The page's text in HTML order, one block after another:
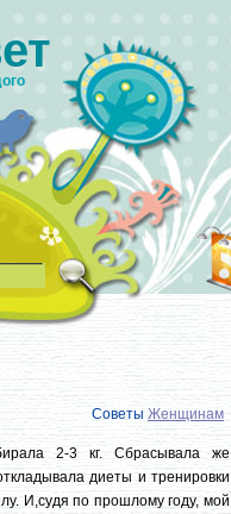
Советы Женщинам
2-3 кг. Сбрасывала же
диеты и тренировки
И,судя по прошлому году, мой